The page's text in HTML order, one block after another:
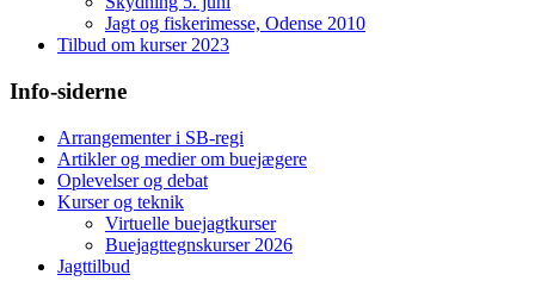
Jagt og fiskerimesse, Odense 2010
Tilbud om kurser 2023
Info-siderne
Arrangementer i SB-regi
Artikler og medier om buejægere
Oplevelser og debat
Kurser og teknik
Virtuelle buejagtkurser
Buejagttegnskurser 2026
Jagttilbud